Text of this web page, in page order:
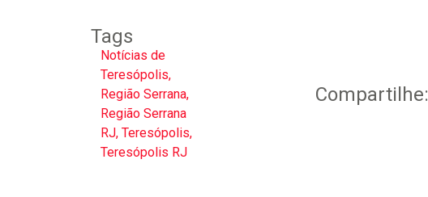
Tags
Notícias de
Teresópolis,
Região Serrana,
Região Serrana
RJ, Teresópolis,
Teresópolis RJ
Compartilhe: